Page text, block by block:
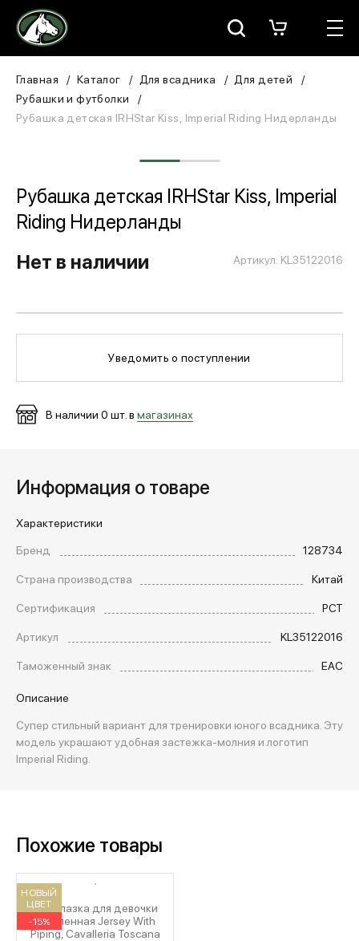
Москва
Для всадника
В конюшню
ЗООТОВАРЫ
Для собаки
МЕДИА
Главная Каталог Для всадника
Для детей
Рубашки и футболки
Рубашка детская IRHStar Kiss, Imperial Riding Нидерланды
Рубашка детская IRHStar Kiss, Imperial
Riding Нидерланды
Артикул: KL35122016
Нет в наличии
Уведомить о поступлении
В наличии 0 шт. в магазинах
Информация о товаре
Характеристики
Бренд
128734
Страна производства
Китай
Сертификация
РСТ
Артикул
KL35122016
Таможенный знак
EAC
Описание
Супер стильный вариант для тренировки юного всадника. Эту
модель украшают удобная застежка-молния и логотип
Imperial Riding.
Похожие товары
НОВЫЙ
ЦВЕТ
-15%
Водолазка для девочки
утепленная Jersey With
Piping, Cavalleria Toscana